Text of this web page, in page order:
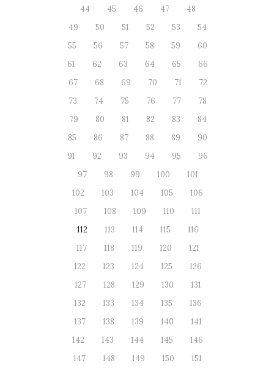
44 45 46 47
48
49
50 51 52 53
54
55
56 57 58 59
60
61
62 63 64 65
66
67
68 69 70 71
72
73
74 75 76 77
78
79
80 81 82 83
84
85
86 87 88 89
90
91
92 93 94 95
96
97
98 99 100
101
102
103 104 105
106
107
108 109 110
111
112
113 114 115
116
117
118 119 120
121
122
123 124 125
126
127
128 129 130
131
132
133 134 135
136
137
138 139 140
141
142
143 144 145
146
147
148 149 150
151